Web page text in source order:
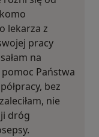
lekarza z
pracy
na
Państwa
bez
nie
dróg